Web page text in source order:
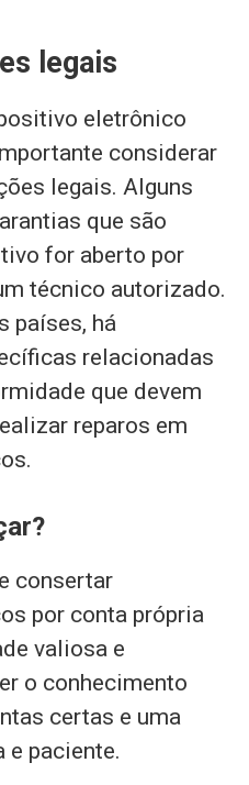
legais
eletrônico
considerar
legais. Alguns
que são
for aberto por
técnico autorizado.
países, há
relacionadas
que devem
reparos em
consertar
por conta própria
valiosa e
o conhecimento
certas e uma
e paciente.